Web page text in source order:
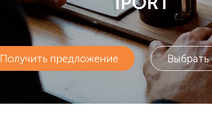
Получить предложение